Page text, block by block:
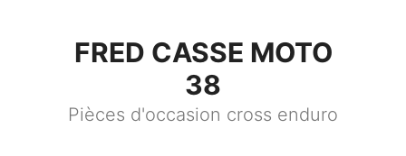
FRED CASSE MOTO
38
Pièces d'occasion cross enduro